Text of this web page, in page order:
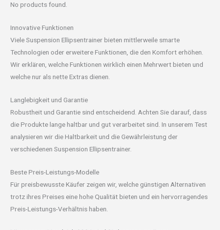
No products found.
Innovative Funktionen
Viele Suspension Ellipsentrainer bieten mittlerweile smarte
Technologien oder erweitere Funktionen, die den Komfort erhöhen.
Wir erklären, welche Funktionen wirklich einen Mehrwert bieten und
welche nur als nette Extras dienen.
Langlebigkeit und Garantie
Robustheit und Garantie sind entscheidend. Achten Sie darauf, dass
die Produkte lange haltbar und gut verarbeitet sind. In unserem Test
analysieren wir die Haltbarkeit und die Gewährleistung der
verschiedenen Suspension Ellipsentrainer.
Beste Preis-Leistungs-Modelle
Für preisbewusste Käufer zeigen wir, welche günstigen Alternativen
trotz ihres Preises eine hohe Qualität bieten und ein hervorragendes
Preis-Leistungs-Verhältnis haben.